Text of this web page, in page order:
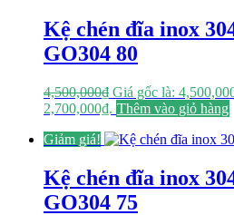
Kệ chén đĩa inox
GO304 80
4,500,000₫ Giá gốc là:
2,700,000₫. Thêm vào giỏ hàng
Giảm giá!
Kệ chén đĩa inox
GO304 75